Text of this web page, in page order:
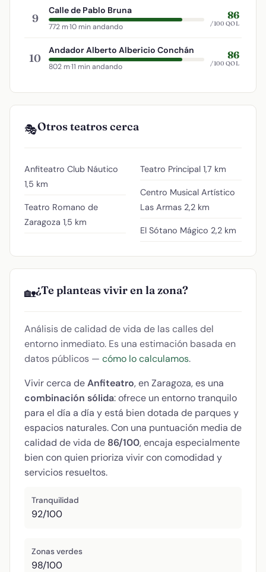
9
Calle de Pablo Bruna
772 m·10 min andando
86
/100 QOL
10
Andador Alberto Albericio Conchán
802 m·11 min andando
86
/100 QOL
🎭Otros teatros cerca
Anfiteatro Club Náutico
1,5 km
Teatro Romano de
Zaragoza 1,5 km
Teatro Principal 1,7 km
Centro Musical Artístico
Las Armas 2,2 km
El Sótano Mágico 2,2 km
🏡¿Te planteas vivir en la zona?
Análisis de calidad de vida de las calles del
entorno inmediato. Es una estimación basada en
datos públicos — cómo lo calculamos.
Vivir cerca deAnfiteatro, en Zaragoza, es una
combinación sólida: ofrece un entorno tranquilo
para el día a día y está bien dotada de parques y
espacios naturales. Con una puntuación media de
calidad de vida de 86/100, encaja especialmente
bien con quien prioriza vivir con comodidad y
servicios resueltos.
Tranquilidad
92/100
Zonas verdes
98/100